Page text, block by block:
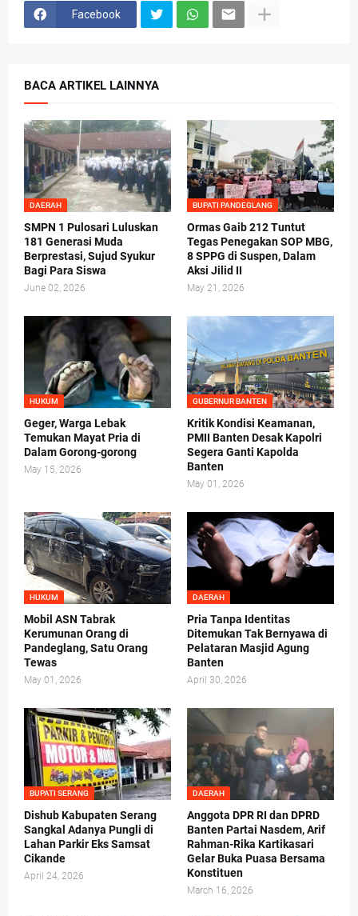
Facebook
BACA ARTIKEL LAINNYA
DAERAH
SMPN 1 Pulosari Luluskan
181 Generasi Muda
Berprestasi, Sujud Syukur
Bagi Para Siswa
June 02, 2026
BUPATI PANDEGLANG
Ormas Gaib 212 Tuntut
Tegas Penegakan SOP MBG,
8 SPPG di Suspen, Dalam
Aksi Jilid II
May 21, 2026
HUKUM
Geger, Warga Lebak
Temukan Mayat Pria di
Dalam Gorong-gorong
May 15, 2026
GUBERNUR BANTEN
Kritik Kondisi Keamanan,
PMII Banten Desak Kapolri
Segera Ganti Kapolda
Banten
May 01, 2026
HUKUM
Mobil ASN Tabrak
Kerumunan Orang di
Pandeglang, Satu Orang
Tewas
May 01, 2026
DAERAH
Pria Tanpa Identitas
Ditemukan Tak Bernyawa di
Pelataran Masjid Agung
Banten
April 30, 2026
BUPATI SERANG
Dishub Kabupaten Serang
Sangkal Adanya Pungli di
Lahan Parkir Eks Samsat
Cikande
April 24, 2026
DAERAH
Anggota DPR RI dan DPRD
Banten Partai Nasdem, Arif
Rahman-Rika Kartikasari
Gelar Buka Puasa Bersama
Konstituen
March 16, 2026